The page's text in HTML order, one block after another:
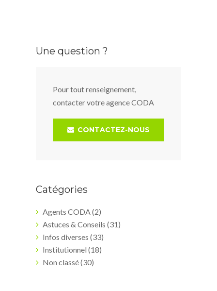
Une question ?
Pour tout renseignement,
contacter votre agence CODA
CONTACTEZ-NOUS
Catégories
Agents CODA (2)
Astuces & Conseils (31)
Infos diverses (33)
Institutionnel (18)
Non classé(30)